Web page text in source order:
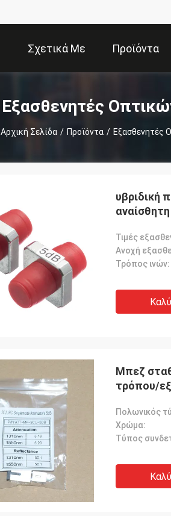
Σχετικά Με Προϊόντα
Εξασθενητές
Αρχική Σελίδα / Προϊόντα / Εξασθενητές
υβριδική
αναίσθητη
Τρόπος ινών:
Μπεζ
τρόπου/
Χρώμα: